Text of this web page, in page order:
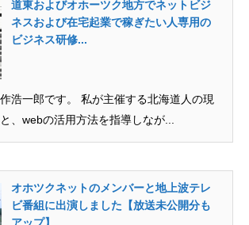
道東およびオホーツク地方でネットビジ
ネスおよび在宅起業で稼ぎたい人専用の
ビジネス研修...
浩一郎です。 私が主催する北海道人の現
、webの活用方法を指導しなが...
オホツクネットのメンバーと地上波テレ
ビ番組に出演しました【放送未公開分も